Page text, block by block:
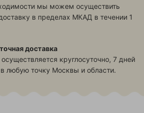
мы можем осуществить
в пределах МКАД в течении 1
доставка
круглосуточно, 7 дней
любую точку Москвы и области.